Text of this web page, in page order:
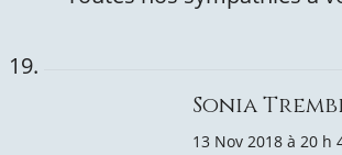
Sonia
13 Nov 2018 à 20 h